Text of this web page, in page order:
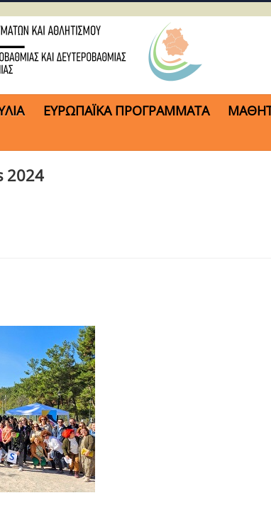
ΕΥΡΩΠΑΪΚΑ ΠΡΟΓΡΑΜΜΑΤΑ
2024